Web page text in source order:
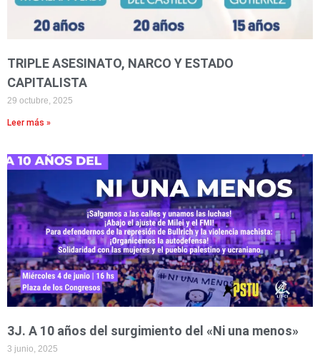
TRIPLE ASESINATO, NARCO Y ESTADO
CAPITALISTA
29 octubre, 2025
Leer más »
3J. A 10 años del surgimiento del «Ni una menos»
3 junio, 2025